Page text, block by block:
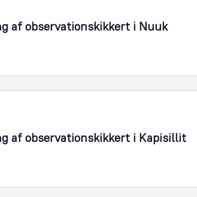
af observationskikkert i Nuuk
af observationskikkert i Kapisillit